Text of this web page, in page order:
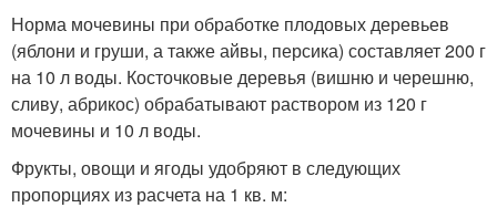
Норма мочевины при обработке плодовых деревьев
(яблони и груши, а также айвы, персика) составляет 200 г
на 10 л воды. Косточковые деревья (вишню и черешню,
сливу, абрикос) обрабатывают раствором из 120 г
мочевины и 10 л воды.
Фрукты, овощи и ягоды удобряют в следующих
пропорциях из расчета на 1 кв. м: